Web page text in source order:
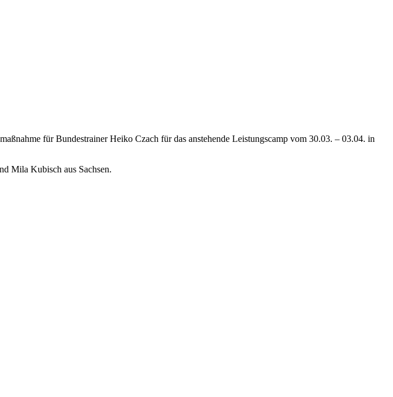
für Bundestrainer Heiko Czach für das anstehende Leistungscamp vom 30.03. – 03.04. in
Mila Kubisch aus Sachsen.